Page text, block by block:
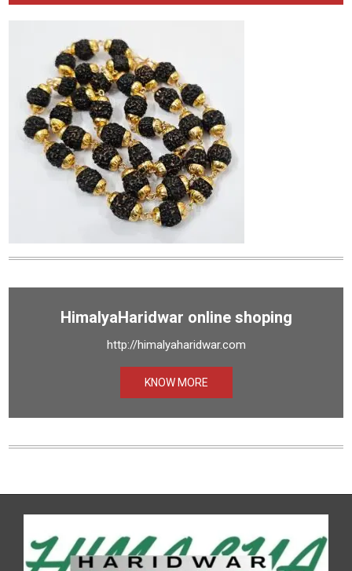
HimalyaHaridwar online shoping
http://himalyaharidwar.com
KNOW MORE